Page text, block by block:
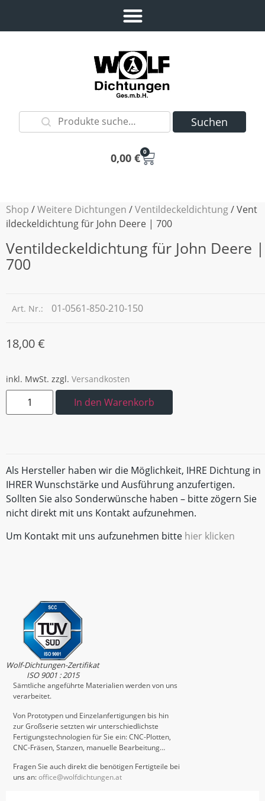
Suchen
0,00 € 0
Shop /Weitere Dichtungen /Ventildeckeldichtung/ Vent
ildeckeldichtung für John Deere | 700
Ventildeckeldichtung für John Deere |
700
Art. Nr.: 01-0561-850-210-150
18,00€
inkl. MwSt. zzgl. Versandkosten
In den Warenkorb
Als Hersteller haben wir die Möglichkeit, IHRE Dichtung in
IHRER Wunschstärke und Ausführung anzufertigen.
Sollten Sie also Sonderwünsche haben – bitte zögern Sie
nicht direkt mit uns Kontakt aufzunehmen.
Um Kontakt mit uns aufzunehmen bitte hier klicken
Wolf-Dichtungen-Zertifikat
ISO 9001 : 2015
Sämtliche angeführte Materialien werden von uns
verarbeitet.
Von Prototypen und Einzelanfertigungen bis hin
zur Großserie setzten wir unterschiedlichste
Fertigungstechnologien für Sie ein: CNC-Plotten,
CNC-Fräsen, Stanzen, manuelle Bearbeitung…
Fragen Sie auch direkt die benötigen Fertigteile bei
uns an:office@wolfdichtungen.at